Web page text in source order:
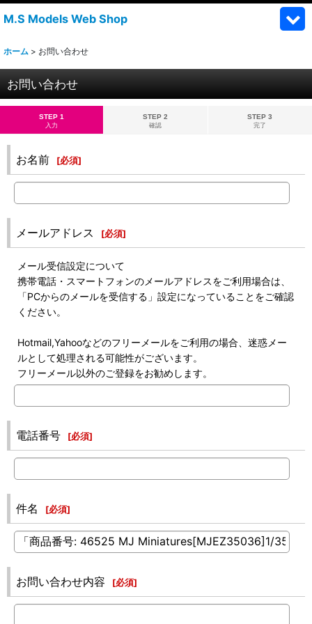
M.S Models Web Shop
ホーム > お問い合わせ
お問い合わせ
STEP 1
入力
STEP 2
確認
STEP 3
完了
お名前 [必須]
メールアドレス [必須]
メール受信設定について
携帯電話・スマートフォンのメールアドレスをご利用場合は、
「PCからのメールを受信する」設定になっていることをご確認
ください。
Hotmail,Yahooなどのフリーメールをご利用の場合、迷惑メー
ルとして処理される可能性がございます。
フリーメール以外のご登録をお勧めします。
電話番号 [必須]
件名 [必須]
お問い合わせ内容 [必須]